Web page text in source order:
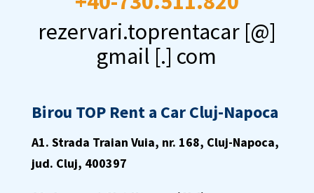
rezervari.toprentacar [@]
gmail [.] com
Birou TOP Rent a Car Cluj-Napoca
A1. Strada Traian Vuia, nr. 168, Cluj-Napoca,
jud. Cluj, 400397